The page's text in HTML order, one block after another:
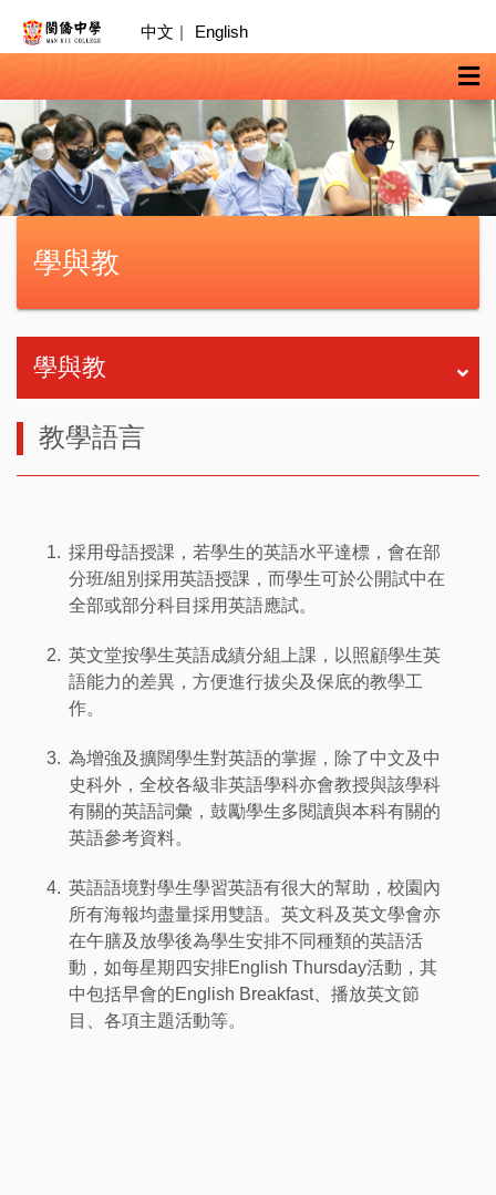
中文 | English
學與教
學與教
教學語言
1. 採用母語授課，若學生的英語水平達標，會在部
分班/組別採用英語授課，而學生可於公開試中在
全部或部分科目採用英語應試。
2. 英文堂按學生英語成績分組上課，以照顧學生英
語能力的差異，方便進行拔尖及保底的教學工
作。
3. 為增強及擴闊學生對英語的掌握，除了中文及中
史科外，全校各級非英語學科亦會教授與該學科
有關的英語詞彙，鼓勵學生多閱讀與本科有關的
英語參考資料。
4. 英語語境對學生學習英語有很大的幫助，校園內
所有海報均盡量採用雙語。英文科及英文學會亦
在午膳及放學後為學生安排不同種類的英語活
動，如每星期四安排English Thursday活動，其
中包括早會的English Breakfast、播放英文節
目、各項主題活動等。